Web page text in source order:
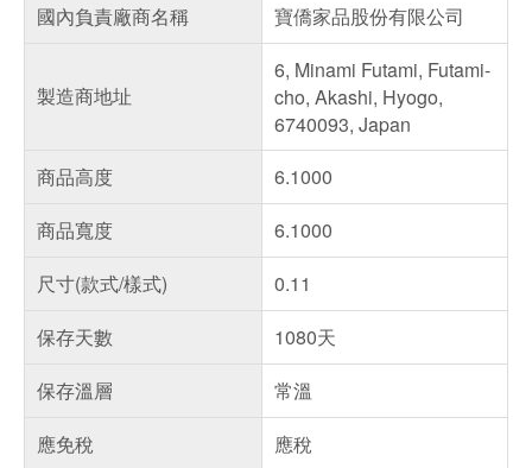
國內負責廠商名稱
寶僑家品股份有限公司
製造商地址
6, Minami Futami, Futami-
cho, Akashi, Hyogo,
6740093, Japan
商品高度
6.1000
商品寬度
6.1000
尺寸(款式/樣式)
0.11
保存天數
1080天
保存溫層
常溫
應免稅
應稅